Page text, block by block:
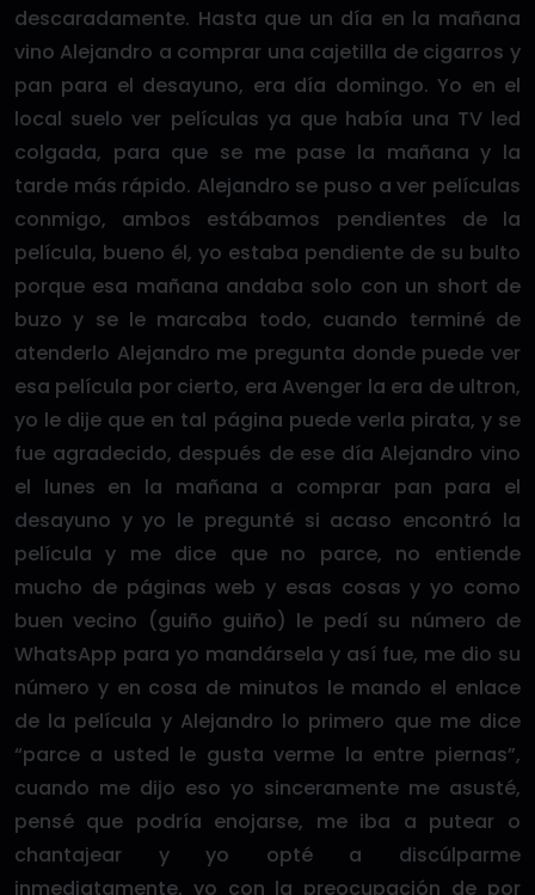
descaradamente. Hasta que un día en la mañana
vino Alejandro a comprar una cajetilla de cigarros y
pan para el desayuno, era día domingo. Yo en el
local suelo ver películas ya que había una TV led
colgada, para que se me pase la mañana y la
tarde más rápido. Alejandro se puso a ver películas
conmigo, ambos estábamos pendientes de la
película, bueno él, yo estaba pendiente de su bulto
porque esa mañana andaba solo con un short de
buzo y se le marcaba todo, cuando terminé de
atenderlo Alejandro me pregunta donde puede ver
esa película por cierto, era Avenger la era de ultron,
yo le dije que en tal página puede verla pirata, y se
fue agradecido, después de ese día Alejandro vino
el lunes en la mañana a comprar pan para el
desayuno y yo le pregunté si acaso encontró la
película y me dice que no parce, no entiende
mucho de páginas web y esas cosas y yo como
buen vecino (guiño guiño) le pedí su número de
WhatsApp para yo mandársela y así fue, me dio su
número y en cosa de minutos le mando el enlace
de la película y Alejandro lo primero que me dice
“parce a usted le gusta verme la entre piernas”,
cuando me dijo eso yo sinceramente me asusté,
pensé que podría enojarse, me iba a putear o
chantajear y yo opté a discúlparme
inmediatamente, yo con la preocupación de por